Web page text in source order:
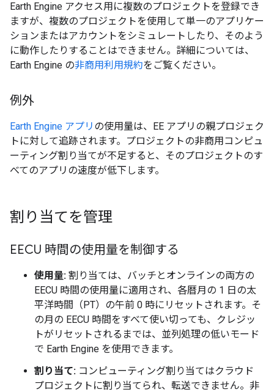
Earth Engine アクセス用に複数のプロジェクトを登録でき
ますが、複数のプロジェクトを使用して単一のアプリケー
ションまたはアカウントをシミュレートしたり、そのよう
に動作したりすることはできません。詳細については、
Earth Engine の非商用利用規約をご覧ください。
例外
Earth Engine アプリ の使用量は、EE アプリの親プロジェク
トに対して追跡されます。プロジェクトの非商用コンピュ
ーティング割り当てが不足すると、そのプロジェクトのす
べてのアプリの速度が低下します。
割り当てを管理
EECU 時間の使用量を制御する
使用量: 割り当ては、バッチとオンラインの両方の
EECU 時間の使用量に適用され、各暦月の 1 日の太
平洋時間（PT）の午前 0 時にリセットされます。そ
の月の EECU 時間をすべて使い切っても、クレジッ
トがリセットされるまでは、並列処理の低いモード
で Earth Engine を使用できます。
割り当て: コンピューティング割り当てはクラウド
プロジェクトに割り当てられ、転送できません。非